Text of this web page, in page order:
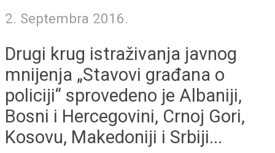
2. Septembra 2016.
Drugi krug istraživanja javnog
mnijenja „Stavovi građana o
policiji“ sprovedeno je Albaniji,
Bosni i Hercegovini, Crnoj Gori,
Kosovu, Makedoniji i Srbiji...